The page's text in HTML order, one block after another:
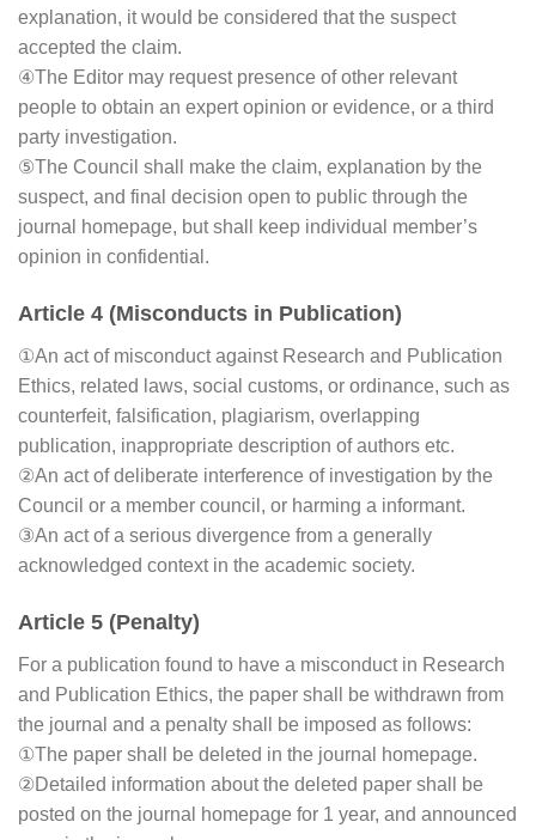
explanation, it would be considered that the suspect
accepted the claim.
④The Editor may request presence of other relevant
people to obtain an expert opinion or evidence, or a third
party investigation.
⑤The Council shall make the claim, explanation by the
suspect, and final decision open to public through the
journal homepage, but shall keep individual member’s
opinion in confidential.
Article 4 (Misconducts in Publication)
①An act of misconduct against Research and Publication
Ethics, related laws, social customs, or ordinance, such as
counterfeit, falsification, plagiarism, overlapping
publication, inappropriate description of authors etc.
②An act of deliberate interference of investigation by the
Council or a member council, or harming a informant.
③An act of a serious divergence from a generally
acknowledged context in the academic society.
Article 5 (Penalty)
For a publication found to have a misconduct in Research
and Publication Ethics, the paper shall be withdrawn from
the journal and a penalty shall be imposed as follows:
①The paper shall be deleted in the journal homepage.
②Detailed information about the deleted paper shall be
posted on the journal homepage for 1 year, and announced